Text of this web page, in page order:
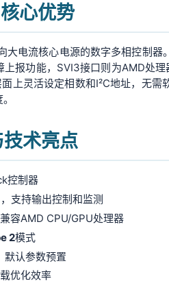
心优势
大电流核心电源的数字多相控制
上报功能，SVI3接口则为AMD处
上灵活设定相数和I²C地址，无
术亮点
控制器
支持输出控制和监测
容AMD CPU/GPU处理器
2模式
默认参数预置
优化效率